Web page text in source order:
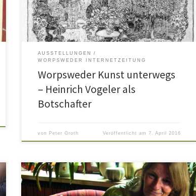
schleswig-holsteinischen Westküste – in allen diesen
Ausstellungshäusern sind seit Mai 2014 umfangreiche
Konvolute Worpsweder Kunst aus dem Bestand […]
AUSSTELLUNGEN
WORPSWEDER INTERNETZEITUNG
Worpsweder Kunst unterwegs
– Heinrich Vogeler als
Botschafter
von Peter Groth Veröffentlicht am 7. April 2016
In seiner Heimat gilt Horacio Butler (1897-1983) als